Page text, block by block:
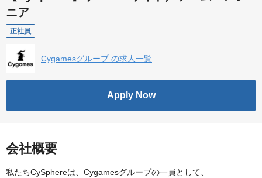
ニア
正社員
Cygamesグループ の求人一覧
Apply Now
会社概要
私たちCySphereは、Cygamesグループの一員として、